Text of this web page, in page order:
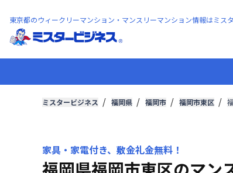
東京都のウィークリーマンション・マンスリーマンション情報はミス
ミスタービジネス 福岡県 福岡市 福岡市東区
家具・家電付き、敷金礼金無料！